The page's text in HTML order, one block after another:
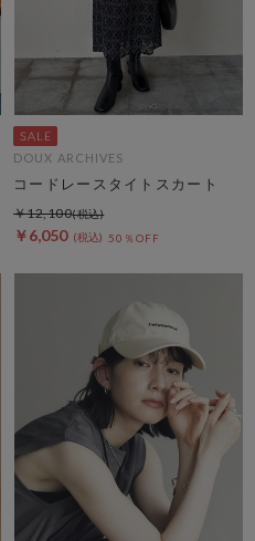
DOUX ARCHIVES
コードレースタイトスカート
￥6,050 50％OFF
￥12,100